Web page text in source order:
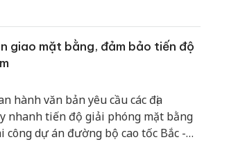
giao mặt bằng, đảm bảo tiến độ
hành văn bản yêu cầu các địa
nhanh tiến độ giải phóng mặt bằng
dự án đường bộ cao tốc Bắc -